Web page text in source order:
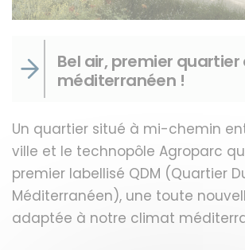
Bel air, premier
méditerranéen !
Un quartier situé à mi-chemin
ville et le technopôle Agroparc
premier labellisé QDM (Quartier
Méditerranéen), une toute
adaptée à notre climat